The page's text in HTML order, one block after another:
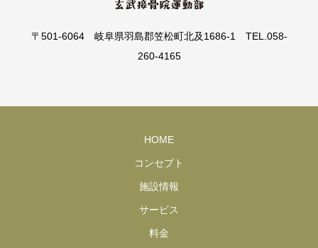
〒501-6064 岐阜県羽島郡笠松町北及1686-1 TEL.058-
260-4165
HOME
コンセプト
施設情報
サービス
料金